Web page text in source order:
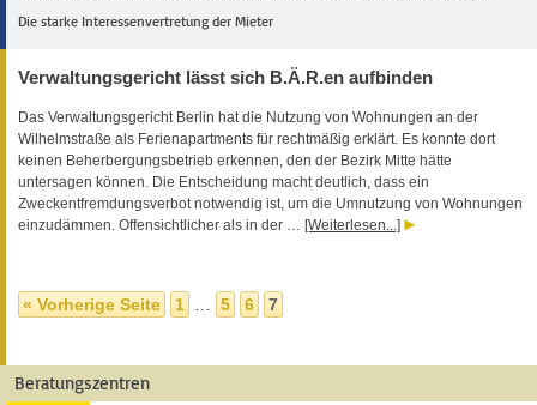
Die starke Interessenvertretung der Mieter
Verwaltungsgericht lässt sich B.Ä.R.en aufbinden
Das Verwaltungsgericht Berlin hat die Nutzung von Wohnungen an der
Wilhelmstraße als Ferienapartments für rechtmäßig erklärt. Es konnte dort
keinen Beherbergungsbetrieb erkennen, den der Bezirk Mitte hätte
untersagen können. Die Entscheidung macht deutlich, dass ein
Zweckentfremdungsverbot notwendig ist, um die Umnutzung von Wohnungen
einzudämmen. Offensichtlicher als in der … [Weiterlesen...]
« Vorherige Seite 1 5 6 7
Beratungszentren